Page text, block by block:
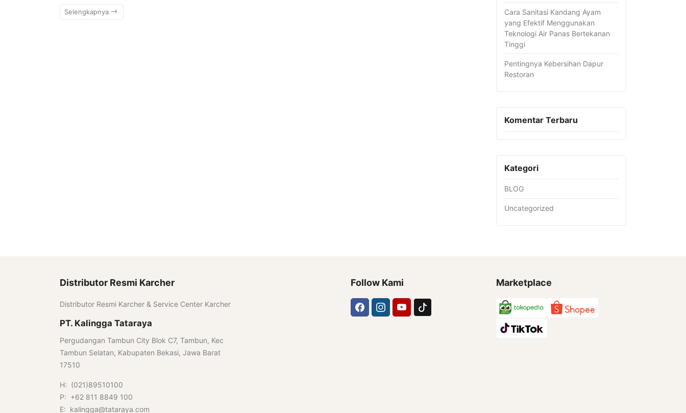
Selengkapnya
Cara Sanitasi Kandang Ayam
yang Efektif Menggunakan
Teknologi Air Panas Bertekanan
Tinggi
Pentingnya Kebersihan Dapur
Restoran
Komentar Terbaru
Kategori
BLOG
Uncategorized
Distributor Resmi Karcher
Distributor Resmi Karcher & Service Center Karcher
PT. Kalingga Tataraya
Pergudangan Tambun City Blok C7, Tambun, Kec
Tambun Selatan, Kabupaten Bekasi, Jawa Barat
17510
H: (021)89510100
P: +62 811 8849 100
E: kalingga@tataraya.com
Follow Kami Marketplace